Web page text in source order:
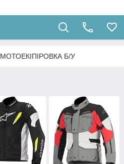
МОТОЕКІПІРОВКА Б/У